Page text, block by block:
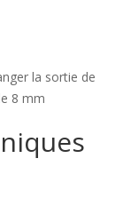
la sortie de
8 mm